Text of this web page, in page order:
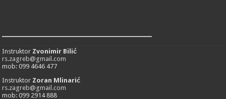
Instruktor Zvonimir Bilić
rs.zagreb@gmail.com
mob: 099 4646 477
Instruktor Zoran Mlinarić
rs.zagreb@gmail.com
mob: 099 2914 888